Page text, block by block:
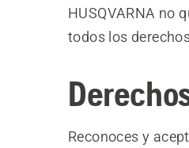
HUSQVARNA no
todos los
Reconoces y